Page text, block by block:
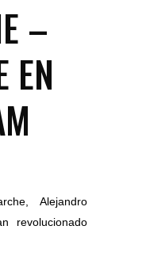
–
EN
Alejandro
revolucionado